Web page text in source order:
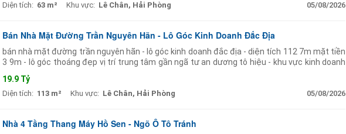
Diện tích: 63 m² Khu vực: Lê Chân, Hải Phòng 05/08/2026
Bán Nhà Mặt Đường Trần Nguyên Hãn - Lô Góc Kinh Doanh Đắc Địa
bán nhà mặt đường trần nguyên hãn - lô góc kinh doanh đắc địa - diện tích 112 7m mặt tiền
3 9m - lô góc thoáng đẹp vị trí trung tâm gần ngã tư an dương tô hiệu - khu vực kinh doanh
19.9 Tỷ
Diện tích: 113 m² Khu vực: Lê Chân, Hải Phòng 05/08/2026
Nhà 4 Tầng Thang Máy Hồ Sen - Ngõ Ô Tô Tránh